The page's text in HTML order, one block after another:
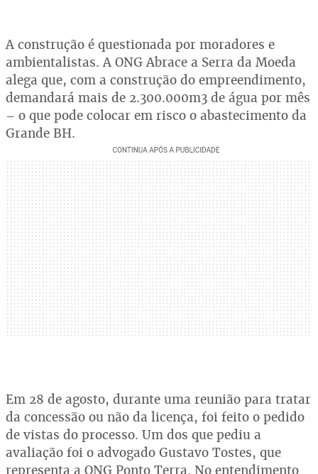
A construção é questionada por moradores e
ambientalistas. A ONG Abrace a Serra da Moeda
alega que, com a construção do empreendimento,
demandará mais de 2.300.000m3 de água por mês
– o que pode colocar em risco o abastecimento da
Grande BH.
Em 28 de agosto, durante uma reunião para tratar
da concessão ou não da licença, foi feito o pedido
de vistas do processo. Um dos que pediu a
avaliação foi o advogado Gustavo Tostes, que
representa a ONG Ponto Terra. No entendimento